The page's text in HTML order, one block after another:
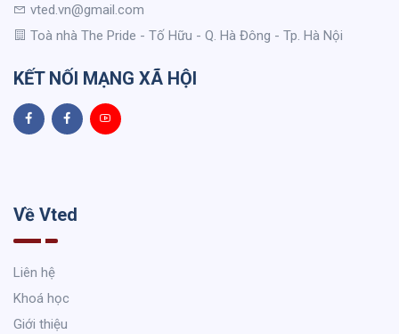
vted.vn@gmail.com
Toà nhà The Pride - Tố Hữu - Q. Hà Đông - Tp. Hà Nội
KẾT NỐI MẠNG XÃ HỘI
Về Vted
Liên hệ
Khoá học
Giới thiệu